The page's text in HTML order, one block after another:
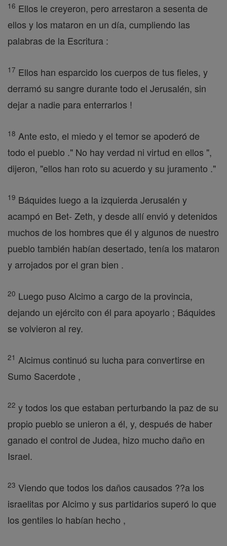
16 Ellos le creyeron, pero arrestaron a sesenta de
ellos y los mataron en un día, cumpliendo las
palabras de la Escritura :
17 Ellos han esparcido los cuerpos de tus fieles, y
derramó su sangre durante todo el Jerusalén, sin
dejar a nadie para enterrarlos !
18 Ante esto, el miedo y el temor se apoderó de
todo el pueblo ." No hay verdad ni virtud en ellos ",
dijeron, "ellos han roto su acuerdo y su juramento ."
19 Báquides luego a la izquierda Jerusalén y
acampó en Bet- Zeth, y desde allí envió y detenidos
muchos de los hombres que él y algunos de nuestro
pueblo también habían desertado, tenía los mataron
y arrojados por el gran bien .
20 Luego puso Alcimo a cargo de la provincia,
dejando un ejército con él para apoyarlo ; Báquides
se volvieron al rey.
21 Alcimus continuó su lucha para convertirse en
Sumo Sacerdote ,
22 y todos los que estaban perturbando la paz de su
propio pueblo se unieron a él, y, después de haber
ganado el control de Judea, hizo mucho daño en
Israel.
23 Viendo que todos los daños causados ??a los
israelitas por Alcimo y sus partidarios superó lo que
los gentiles lo habían hecho ,